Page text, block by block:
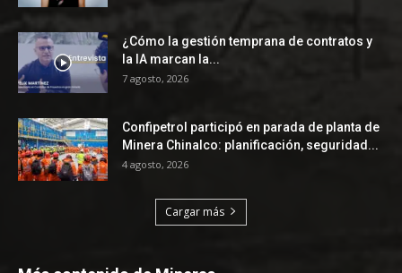
¿Cómo la gestión temprana de contratos y
la IA marcan la...
7 agosto, 2026
Confipetrol participó en parada de planta de
Minera Chinalco: planificación, seguridad...
4 agosto, 2026
Cargar más